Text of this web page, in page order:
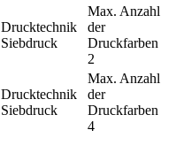
Drucktechnik
Siebdruck
Max. Anzahl
der
Druckfarben
2
Drucktechnik
Siebdruck
Max. Anzahl
der
Druckfarben
4